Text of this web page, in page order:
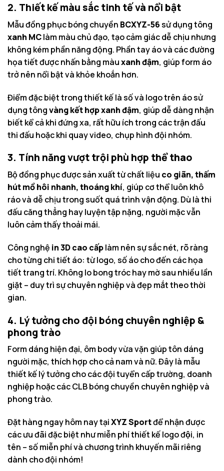
2. Thiết kế màu sắc tinh tế và nổi bật
Mẫu đồng phục bóng chuyền BCXYZ-56sử dụng tông
xanh MClàm màu chủ đạo, tạo cảm giác dễ chịu nhưng
không kém phần năng động. Phần tay áo và các đường
họa tiết được nhấn bằng màuxanh đậm, giúp form áo
trở nên nổi bật và khỏe khoắn hơn.
Điểm đặc biệt trong thiết kế là số và logo trên áo sử
dụng tôngvàng kết hợp xanh đậm, giúp dễ dàng nhận
biết kể cả khi đứng xa, rất hữu ích trong các trận đấu
thi đấu hoặc khi quay video, chụp hình đội nhóm.
3. Tính năng vượt trội phù hợp thể thao
Bộ đồng phục được sản xuất từ chất liệu co giãn, thấm
hút mồ hôi nhanh, thoáng khí, giúp cơ thể luôn khô
ráo và dễ chịu trong suốt quá trình vận động. Dù là thi
đấu căng thẳng hay luyện tập nặng, người mặc vẫn
luôn cảm thấy thoải mái.
Công nghệ in 3D cao cấplàm nên sự sắc nét, rõ ràng
cho từng chi tiết áo: từ logo, số áo cho đến các họa
tiết trang trí. Không lo bong tróc hay mờ sau nhiều lần
giặt – duy trì sự chuyên nghiệp và đẹp mắt theo thời
gian.
4. Lý tưởng cho đội bóng chuyên nghiệp &
phong trào
Form dáng hiện đại, ôm body vừa vặn giúp tôn dáng
người mặc, thích hợp cho cả nam và nữ. Đây là mẫu
thiết kế lý tưởng cho các đội tuyển cấp trường, doanh
nghiệp hoặc các CLB bóng chuyền chuyên nghiệp và
phong trào.
Đặt hàng ngay hôm nay tạiXYZ Sportđể nhận được
các ưu đãi đặc biệt như miễn phí thiết kế logo đội, in
tên – số miễn phí và chương trình khuyến mãi riêng
dành cho đội nhóm!